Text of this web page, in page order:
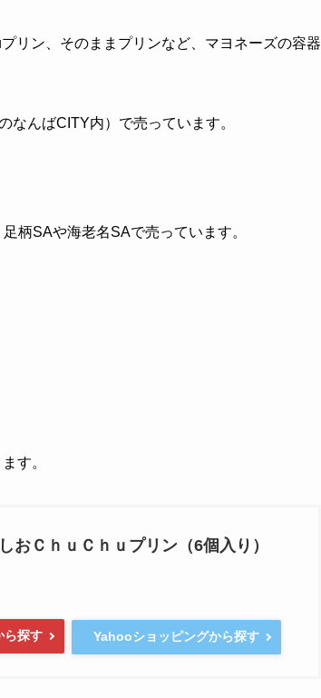
リン、そのままプリンなど、マヨネーズの容器
なんばCITY内）で売っています。
柄SAや海老名SAで売っています。
す。
おＣｈｕＣｈｕプリン（6個入り）
ら探す Yahooショッピングから探す